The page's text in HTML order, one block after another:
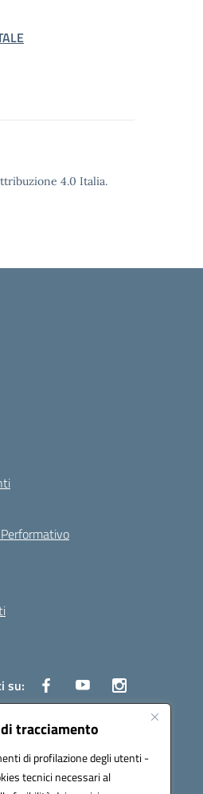
tracciamento
di profilazione degli utenti -
tecnici necessari al
4.0 Italia.
su: